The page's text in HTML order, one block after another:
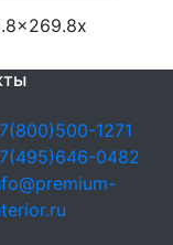
1271
0482